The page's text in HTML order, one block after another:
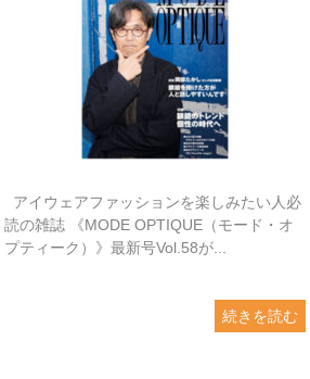
アイウェアファッションを楽しみたい人必
読の雑誌 《MODE OPTIQUE（モード・オ
プティーク）》最新号Vol.58が...
続きを読む